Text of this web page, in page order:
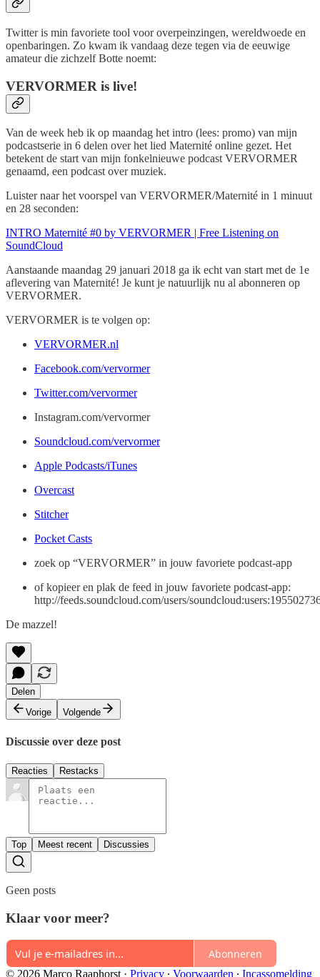
Twitter is min favoriete tool voor overpeinzingen, wereldwoede en
openbaringen. Zo kwam ik vandaag deze tegen via de eeuwige
amateur die zichzelf Botte noemt:
VERVORMER is live!
Van de week heb ik op maandag het intro (lees: promo) van mijn
podcastserie in 6 delen over het lied Maternité online gezet. Het
betekent de start van mijn fonkelnieuwe podcast VERVORMER
genaamd, een podcast over muziek.
Luister naar het voorspel van VERVORMER/Maternité in 1 minuut
en 28 seconden:
INTRO Maternité #0 by VERVORMER | Free Listening on
SoundCloud
Aanstaande maandag 29 januari 2018 ga ik echt van start met de 1e
aflevering van Maternité! Je kunt je natuurlijk nu al abonneren op
VERVORMER.
VERVORMER is te volgen op:
VERVORMER.nl
Facebook.com/vervormer
Twitter.com/vervormer
Instagram.com/vervormer
Soundcloud.com/vervormer
Apple Podcasts/iTunes
Overcast
Stitcher
Pocket Casts
zoek op “VERVORMER” in jouw favoriete podcast-app
of kopieer en plak de feed in jouw favoriete podcast-app:
http://feeds.soundcloud.com/users/
De mazzel!
Delen
Vorige
Volgende
Discussie over deze post
Reacties Restacks
Top Meest recent Discussies
Geen posts
Klaar voor meer?
Abonneren
© 2026 Marco Raaphorst · Privacy ∙ Voorwaarden ∙ Incassomelding